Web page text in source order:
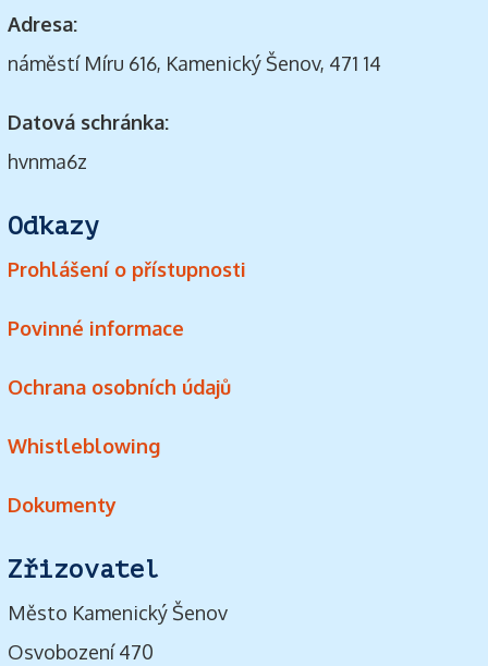
Adresa:
náměstí Míru 616, Kamenický Šenov, 471 14
Datová schránka:
hvnma6z
Odkazy
Prohlášení o přístupnosti
Povinné informace
Ochrana osobních údajů
Whistleblowing
Dokumenty
Zřizovatel
Město Kamenický Šenov
Osvobození 470